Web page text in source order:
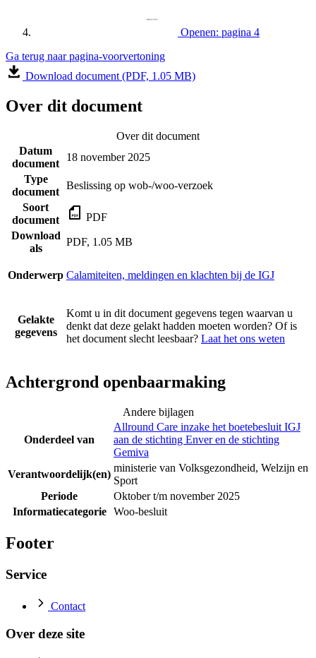
Openen: pagina 4
Ga terug naar pagina-voorvertoning
Download document (PDF, 1.05 MB)
Over dit document
Over dit document
Datum
document
18 november 2025
Type
document
Beslissing op wob-/woo-verzoek
Soort
document
PDF
Download
als
PDF, 1.05 MB
Onderwerp Calamiteiten, meldingen en klachten bij de IGJ
Gelakte
gegevens
Komt u in dit document gegevens tegen waarvan u
denkt dat deze gelakt hadden moeten worden? Of is
het document slecht leesbaar? Laat het ons weten
Achtergrond openbaarmaking
Andere bijlagen
Onderdeel van
Allround Care inzake het boetebesluit IGJ
aan de stichting Enver en de stichting
Gemiva
Verantwoordelijk(en)
ministerie van Volksgezondheid, Welzijn en
Sport
Periode
Oktober t/m november 2025
Informatiecategorie
Woo-besluit
Footer
Service
Contact
Over deze site